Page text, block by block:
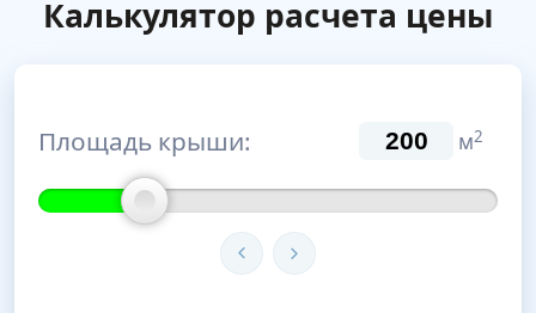
Калькулятор расчета цены
Площадь крыши: м2